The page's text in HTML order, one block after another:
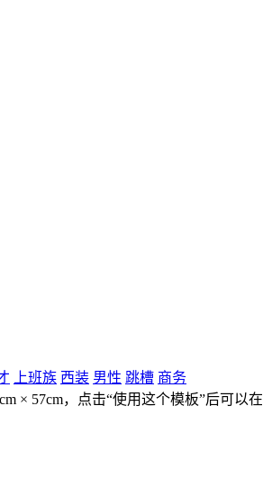
上班族 西装 男性 跳槽 商务
× 57cm，点击“使用这个模板”后可以